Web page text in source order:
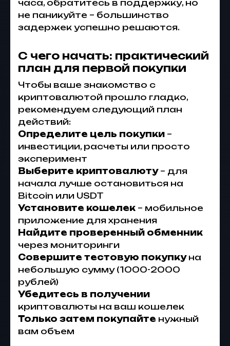
часа, обратитесь в поддержку, но
не паникуйте – большинство
задержек успешно решаются.
С чего начать: практический
план для первой покупки
Чтобы ваше знакомство с
криптовалютой прошло гладко,
рекомендуем следующий план
действий:
Определите цель покупки –
инвестиции, расчеты или просто
эксперимент
Выберите криптовалюту– для
начала лучше остановиться на
Bitcoin или USDT
Установите кошелек – мобильное
приложение для хранения
Найдите проверенный обменник
через мониторинги
Совершите тестовую покупкуна
небольшую сумму (1000-2000
рублей)
Убедитесь в получении
криптовалюты на ваш кошелек
Только затем покупайте нужный
вам объем